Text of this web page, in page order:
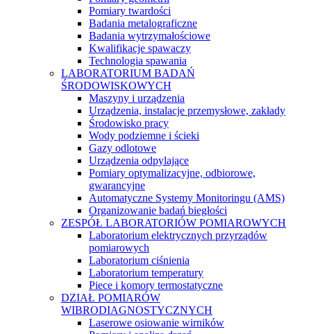
Pomiary twardości
Badania metalograficzne
Badania wytrzymałościowe
Kwalifikacje spawaczy
Technologia spawania
LABORATORIUM BADAŃ
ŚRODOWISKOWYCH
Maszyny i urządzenia
Urządzenia, instalacje przemysłowe, zakłady
Środowisko pracy
Wody podziemne i ścieki
Gazy odlotowe
Urządzenia odpylające
Pomiary optymalizacyjne, odbiorowe,
gwarancyjne
Automatyczne Systemy Monitoringu (AMS)
Organizowanie badań biegłości
ZESPÓŁ LABORATORIÓW POMIAROWYCH
Laboratorium elektrycznych przyrządów
pomiarowych
Laboratorium ciśnienia
Laboratorium temperatury
Piece i komory termostatyczne
DZIAŁ POMIARÓW
WIBRODIAGNOSTYCZNYCH
Laserowe osiowanie wirników